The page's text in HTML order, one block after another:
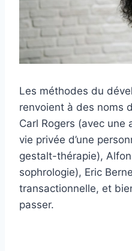
Les méthodes du
renvoient à des noms
Carl Rogers (avec une
vie privée d’une
gestalt-thérapie),
sophrologie), Eric
transactionnelle, et
passer.